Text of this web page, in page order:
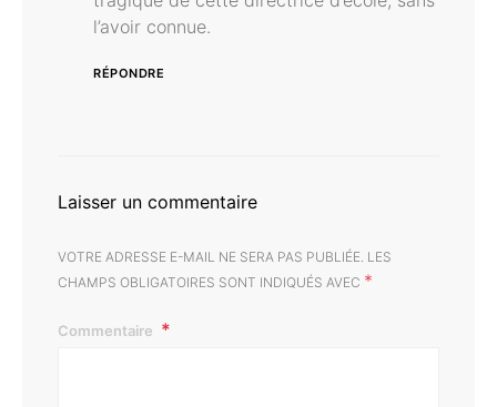
l’avoir connue.
RÉPONDRE
Laisser un commentaire
VOTRE ADRESSE E-MAIL NE SERA PAS PUBLIÉE. LES
CHAMPS OBLIGATOIRES SONT INDIQUÉS AVEC *
Commentaire